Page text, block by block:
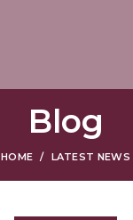
Blog
HOME LATEST NEWS